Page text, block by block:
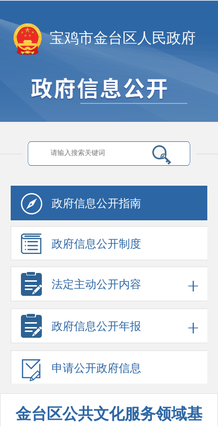
宝鸡市金台区人民政府
政府信息公开指南
政府信息公开制度
法定主动公开内容
政府信息公开年报
申请公开政府信息
金台区公共文化服务领域基